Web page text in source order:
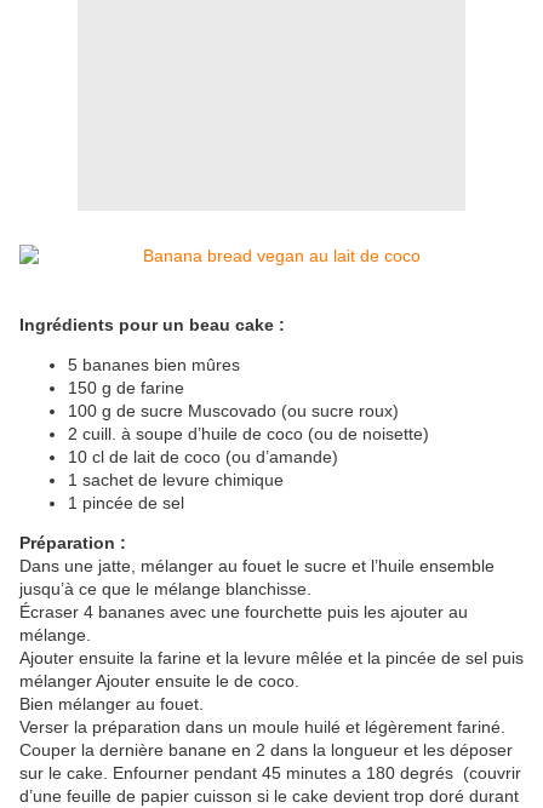
Ingrédients pour un beau cake :
5 bananes bien mûres
150 g de farine
100 g de sucre Muscovado (ou sucre roux)
2 cuill. à soupe d’huile de coco (ou de noisette)
10 cl de lait de coco (ou d’amande)
1 sachet de levure chimique
1 pincée de sel
Préparation :
Dans une jatte, mélanger au fouet le sucre et l’huile ensemble
jusqu’à ce que le mélange blanchisse.
Écraser 4 bananes avec une fourchette puis les ajouter au
mélange.
Ajouter ensuite la farine et la levure mêlée et la pincée de sel puis
mélanger Ajouter ensuite le de coco.
Bien mélanger au fouet.
Verser la préparation dans un moule huilé et légèrement fariné.
Couper la dernière banane en 2 dans la longueur et les déposer
sur le cake. Enfourner pendant 45 minutes a 180 degrés (couvrir
d’une feuille de papier cuisson si le cake devient trop doré durant